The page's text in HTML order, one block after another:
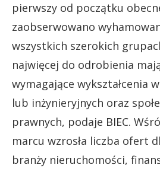
pierwszy od początku
zaobserwowano
wszystkich szerokich
najwięcej do odrobienia
wymagające wykształcenia
lub inżynieryjnych oraz
prawnych, podaje BIEC.
marcu wzrosła liczba ofert
branży nieruchomości,